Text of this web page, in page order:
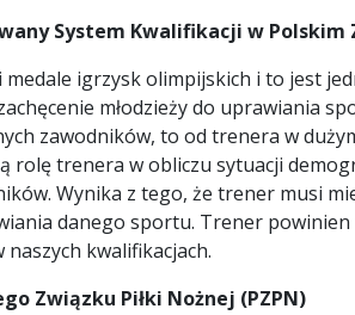
System Kwalifikacji w Polskim
igrzysk olimpijskich i to jest
młodzieży do uprawiania
zawodników, to od trenera w
rolę trenera w obliczu sytuacji
Wynika z tego, że trener musi
danego sportu. Trener
kwalifikacjach.
Związku Piłki Nożnej (PZPN)